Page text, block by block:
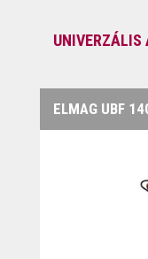
UNIVERZÁLIS
ELMAG UBF